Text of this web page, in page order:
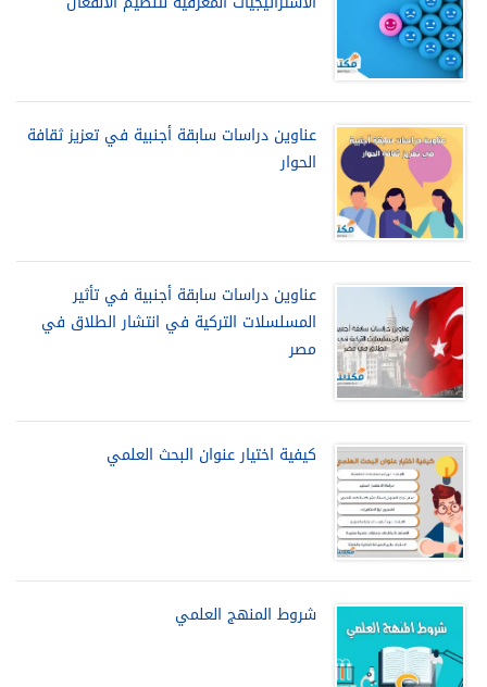
عناوين دراسات سابقة أجنبية في تعزيز ثقافة
الحوار
عناوين دراسات سابقة أجنبية في تأثير
المسلسلات التركية في انتشار الطلاق في
مصر
كيفية اختيار عنوان البحث العلمي
شروط المنهج العلمي